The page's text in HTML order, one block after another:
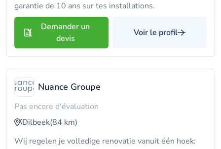
garantie de 10 ans sur tes installations.
Demander un
devis
Voir le profil
Nuance Groupe
Pas encore d'évaluation
Dilbeek(84 km)
Wij regelen je volledige renovatie vanuit één hoek: